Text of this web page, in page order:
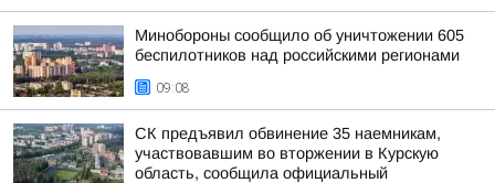
Минобороны сообщило об уничтожении 605
беспилотников над российскими регионами
09:08
СК предъявил обвинение 35 наемникам,
участвовавшим во вторжении в Курскую
область, сообщила официальный